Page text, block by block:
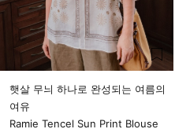
햇살 무늬 하나로 완성되는 여름의
여유
Ramie Tencel Sun Print Blouse